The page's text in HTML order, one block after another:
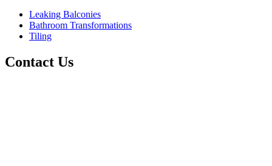
Leaking Balconies
Bathroom Transformations
Tiling
Contact Us